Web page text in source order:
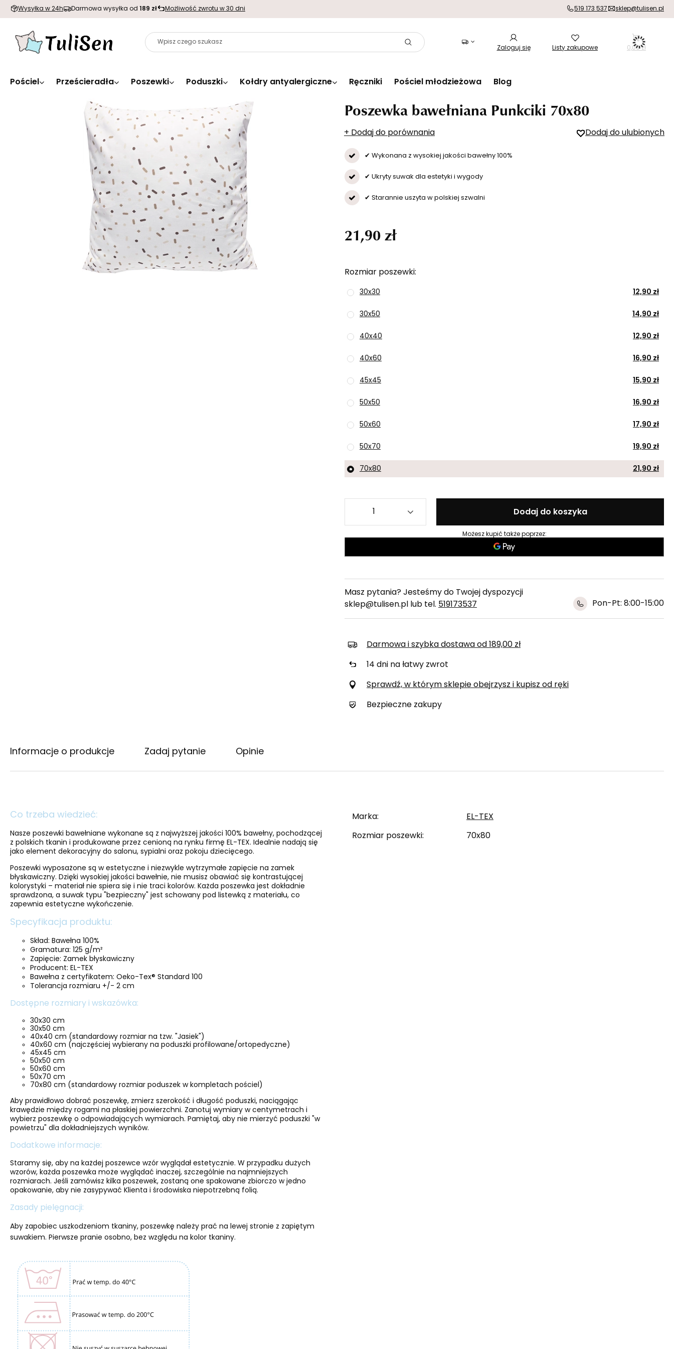
Wysyłka w 24h Darmowa wysyłka od 189 zł Możliwość zwrotu w 30 dni 519 173 537 sklep@tulisen.pl
Zaloguj się Listy zakupowe 0,00 zł
Pościel Prześcieradła Poszewki Poduszki Kołdry antyalergiczne Ręczniki Pościel młodzieżowa Blog
Poszewka bawełniana Punkciki 70x80
+ Dodaj do porównania Dodaj do ulubionych
✔ Wykonana z wysokiej jakości bawełny 100%
✔ Ukryty suwak dla estetyki i wygody
✔ Starannie uszyta w polskiej szwalni
Rozmiar poszewki
30x30 12,90 zł
30x50 14,90 zł
40x40 12,90 zł
40x60 16,90 zł
45x45 15,90 zł
50x50 16,90 zł
50x60 17,90 zł
50x70 19,90 zł
70x80 21,90 zł
21,90 zł
Dodaj do koszyka
Możesz kupić także poprzez:
Masz pytania? Jesteśmy do Twojej dyspozycji
sklep@tulisen.pl lub tel. 519173537 Pon-Pt: 8:00-15:00
Darmowa i szybka dostawa od 189,00 zł
14 dni na łatwy zwrot
Sprawdź, w którym sklepie obejrzysz i kupisz od ręki
Bezpieczne zakupy
Informacje o produkcje Zadaj pytanie Opinie
Co trzeba wiedzieć:
Nasze poszewki bawełniane wykonane są z najwyższej jakości 100% bawełny, pochodzącej
z polskich tkanin i produkowane przez cenioną na rynku firmę EL-TEX. Idealnie nadają się
jako element dekoracyjny do salonu, sypialni oraz pokoju dziecięcego.
Poszewki wyposażone są w estetyczne i niezwykle wytrzymałe zapięcie na zamek
błyskawiczny. Dzięki wysokiej jakości bawełnie, nie musisz obawiać się kontrastującej
kolorystyki – materiał nie spiera się i nie traci kolorów. Każda poszewka jest dokładnie
sprawdzona, a suwak typu "bezpieczny" jest schowany pod listewką z materiału, co
zapewnia estetyczne wykończenie.
Specyfikacja produktu:
Skład: Bawełna 100%
Gramatura: 125 g/m²
Zapięcie: Zamek błyskawiczny
Producent: EL-TEX
Bawełna z certyfikatem: Oeko-Tex® Standard 100
Tolerancja rozmiaru +/- 2 cm
Dostępne rozmiary i wskazówka:
30x30 cm
30x50 cm
40x40 cm (standardowy rozmiar na tzw. "Jasiek")
40x60 cm (najczęściej wybierany na poduszki profilowane/ortopedyczne)
45x45 cm
50x50 cm
50x60 cm
50x70 cm
70x80 cm (standardowy rozmiar poduszek w kompletach pościel)
Aby prawidłowo dobrać poszewkę, zmierz szerokość i długość poduszki, naciągając
krawędzie między rogami na płaskiej powierzchni. Zanotuj wymiary w centymetrach i
wybierz poszewkę o odpowiadających wymiarach. Pamiętaj, aby nie mierzyć poduszki "w
powietrzu" dla dokładniejszych wyników.
Dodatkowe informacje:
Staramy się, aby na każdej poszewce wzór wyglądał estetycznie. W przypadku dużych
wzorów, każda poszewka może wyglądać inaczej, szczególnie na najmniejszych
rozmiarach. Jeśli zamówisz kilka poszewek, zostaną one spakowane zbiorczo w jedno
opakowanie, aby nie zasypywać Klienta i środowiska niepotrzebną folią.
Zasady pielęgnacji:
Aby zapobiec uszkodzeniom tkaniny, poszewkę należy prać na lewej stronie z zapiętym
suwakiem. Pierwsze pranie osobno, bez względu na kolor tkaniny.
Marka EL-TEX
Rozmiar poszewki 70x80